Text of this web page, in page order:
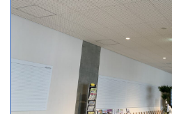
本的な方針を定めるものであ
個人情報保護法等の法令・
護に努めます。
個人情報の安全管理措